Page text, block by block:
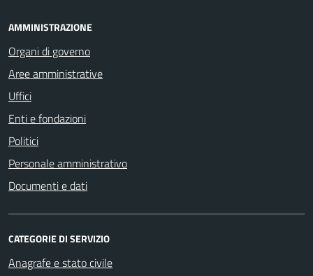
AMMINISTRAZIONE
Organi di governo
Aree amministrative
Uffici
Enti e fondazioni
Politici
Personale amministrativo
Documenti e dati
CATEGORIE DI SERVIZIO
Anagrafe e stato civile